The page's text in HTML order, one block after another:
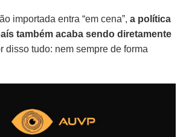
importada entra “em cena”, a política
também acaba sendo diretamente
disso tudo: nem sempre de forma